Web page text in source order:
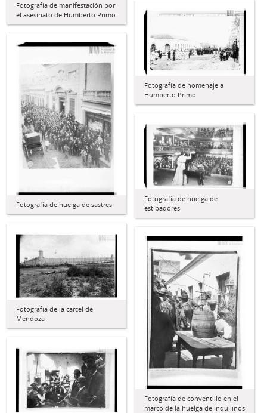
Fotografía de manifestación por
el asesinato de Humberto Primo
Fotografía de homenaje a
Humberto Primo
Fotografía de huelga de sastres
Fotografía de huelga de
estibadores
Fotografía de la cárcel de
Mendoza
Fotografía de conventillo en el
marco de la huelga de inquilinos